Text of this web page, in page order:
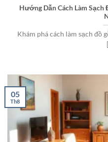
Hướng Dẫn Cách Làm Sạch
Khám phá cách làm sạch đồ
05
Th8